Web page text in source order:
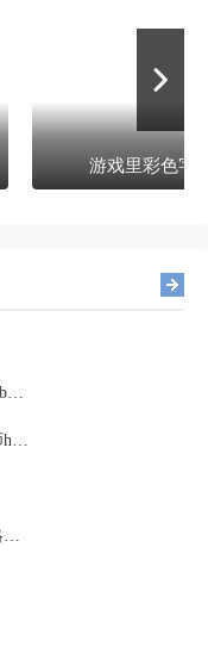
游戏里彩色字
血源诅咒全boss速通攻略（血源诅咒全boss顺序）
符文大师hd游戏攻略综合篇（符文大师hd游戏攻略综合篇在线观看）
峡谷动物园攻略大全（峡谷动物园攻略大全图解）